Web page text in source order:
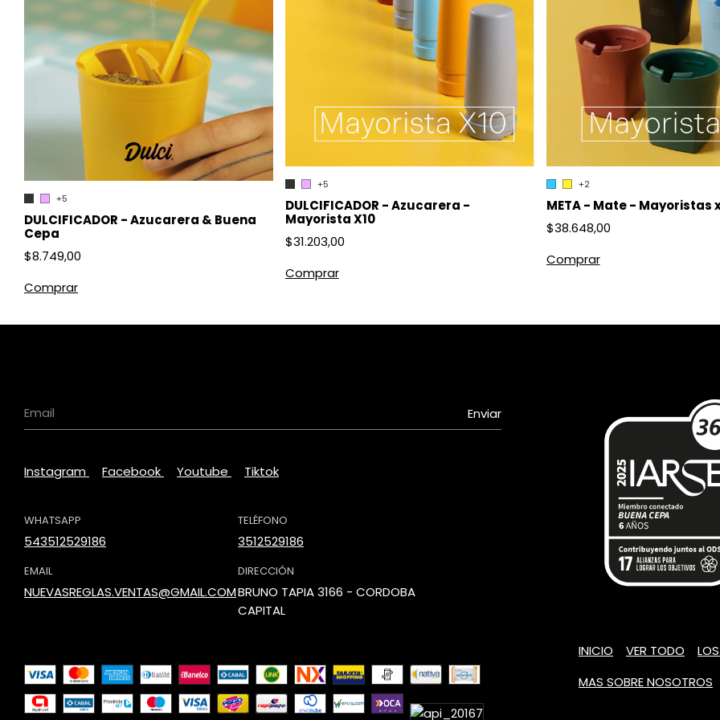
+5
DULCIFICADOR - Azucarera & Buena
Cepa
$8.749,00
Comprar
+5
DULCIFICADOR - Azucarera -
Mayorista X10
$31.203,00
Comprar
+2
META - Mate - Mayoristas
$38.648,00
Comprar
Instagram Facebook Youtube Tiktok
WHATSAPP
543512529186
TELÉFONO
3512529186
EMAIL
NUEVASREGLAS.VENTAS@GMAIL.COM
DIRECCIÓN
BRUNO TAPIA 3166 - CORDOBA
CAPITAL
INICIO VER TODO
MAS SOBRE NOSOTROS